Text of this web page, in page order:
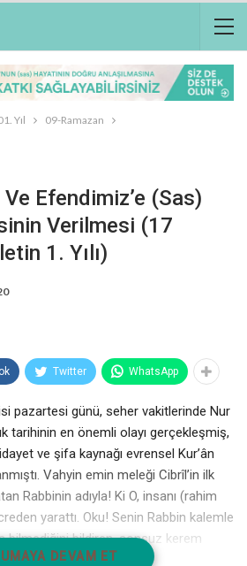
Yıl 09-Ramazan
Efendimiz’e (sas)
Verilmesi (17
1. Yılı)
Twitter WhatsApp
pazartesi günü, seher vaki­tlerinde Nur
tarihinin en önemli olayı gerçekleşmiş,
ve şifa kaynağı evrensel Kur’ân
Vahyin emin meleği Cibrîl’in ilk
Rabbinin adıyla! Ki O, insanı (rahim
yarattı. Oku! Se­nin Rabbin kalemle
bilmediği­ni bildiren, sonsuz kerem
ayetleri olmuştu. Risalet vazifesiyle
DEVAM ET